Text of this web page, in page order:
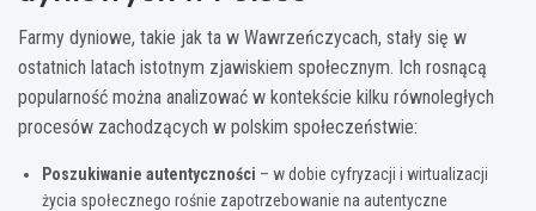
Farmy dyniowe, takie jak ta w Wawrzeńczycach, stały się w
ostatnich latach istotnym zjawiskiem społecznym. Ich rosnącą
popularność można analizować w kontekście kilku równoległych
procesów zachodzących w polskim społeczeństwie:
Poszukiwanie autentyczności – w dobie cyfryzacji i wirtualizacji
życia społecznego rośnie zapotrzebowanie na autentyczne